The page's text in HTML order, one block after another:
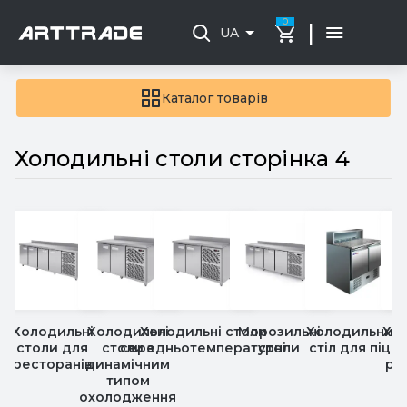
Каталог товарів
UA
0 |
Холодильні столи сторінка 4
Холодильні
столи для
ресторанів
Холодильні
столи з
динамічним
типом
охолодження
Холодильні столи
середньотемпературні
Морозильні
столи
Холодильний
стіл для піци